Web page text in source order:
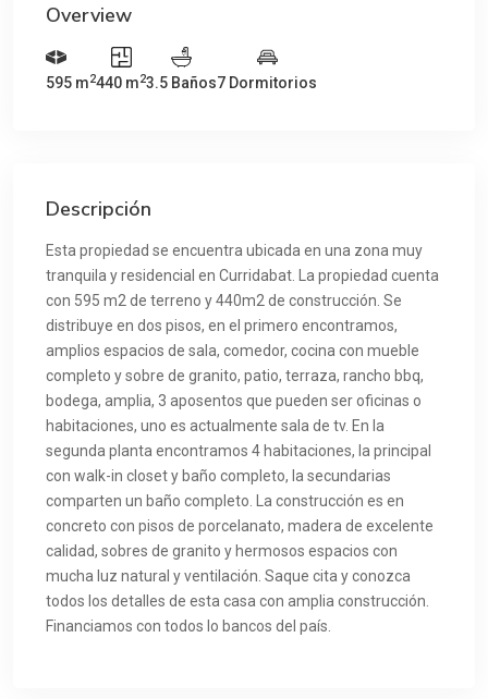
Overview
595 m2440 m23.5 Baños7 Dormitorios
Descripción
Esta propiedad se encuentra ubicada en una zona muy
tranquila y residencial en Curridabat. La propiedad cuenta
con 595 m2 de terreno y 440m2 de construcción. Se
distribuye en dos pisos, en el primero encontramos,
amplios espacios de sala, comedor, cocina con mueble
completo y sobre de granito, patio, terraza, rancho bbq,
bodega, amplia, 3 aposentos que pueden ser oficinas o
habitaciones, uno es actualmente sala de tv. En la
segunda planta encontramos 4 habitaciones, la principal
con walk-in closet y baño completo, la secundarias
comparten un baño completo. La construcción es en
concreto con pisos de porcelanato, madera de excelente
calidad, sobres de granito y hermosos espacios con
mucha luz natural y ventilación. Saque cita y conozca
todos los detalles de esta casa con amplia construcción.
Financiamos con todos lo bancos del país.